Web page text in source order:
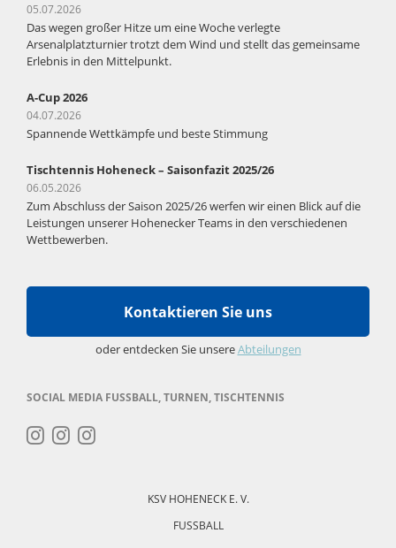
05.07.2026
Das wegen großer Hitze um eine Woche verlegte
Arsenalplatzturnier trotzt dem Wind und stellt das gemeinsame
Erlebnis in den Mittelpunkt.
A-Cup 2026
04.07.2026
Spannende Wettkämpfe und beste Stimmung
Tischtennis Hoheneck – Saisonfazit 2025/26
06.05.2026
Zum Abschluss der Saison 2025/26 werfen wir einen Blick auf die
Leistungen unserer Hohenecker Teams in den verschiedenen
Wettbewerben.
Kontaktieren Sie uns
oder entdecken Sie unsereAbteilungen
SOCIAL MEDIA FUSSBALL, TURNEN, TISCHTENNIS
KSV HOHENECK E. V.
FUSSBALL